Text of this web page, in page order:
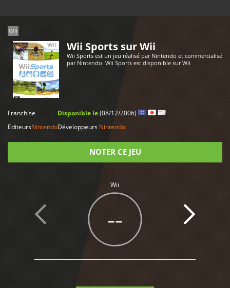
Wii
Wii Sports sur Wii
Wii Sports est un jeu réalisé par Nintendo et commercialisé
par Nintendo. Wii Sports est disponible sur Wii
Franchise
EditeursNintendo
Disponible le(08/12/2006)
Développeurs Nintendo
NOTER CE JEU
Wii
--